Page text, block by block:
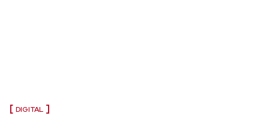
DIGITAL